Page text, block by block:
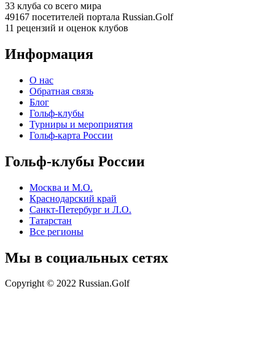
33 клуба со всего мира
49167 посетителей портала Russian.Golf
11 рецензий и оценок клубов
Информация
О нас
Обратная связь
Блог
Гольф-клубы
Турниры и мероприятия
Гольф-карта России
Гольф-клубы России
Москва и М.О.
Краснодарский край
Санкт-Петербург и Л.О.
Татарстан
Все регионы
Мы в социальных сетях
Copyright © 2022 Russian.Golf